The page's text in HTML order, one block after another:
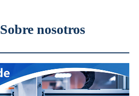
Sobre nosotros